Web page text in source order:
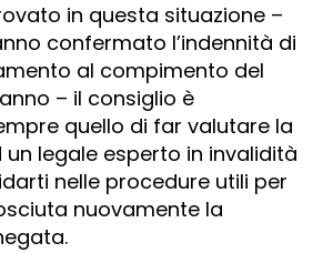
in questa situazione –
confermato l’indennità di
al compimento del
– il consiglio è
quello di far valutare la
un legale esperto in invalidità
nelle procedure utili per
nuovamente la